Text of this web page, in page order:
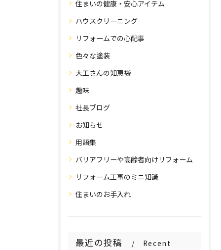
住まいの健康・安心アイテム
ハウスクリーニング
リフォームでの心配事
色々な塗装
大工さんの知恵袋
趣味
社長ブログ
お知らせ
用語集
バリアフリーや高齢者向けリフォーム
リフォーム工事のミニ知識
住まいのお手入れ
最近の投稿
Recent